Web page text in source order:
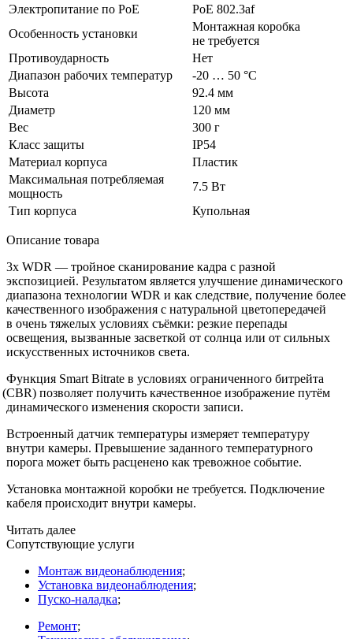
Электропитание по PoE
PoE 802.3af
Особенность установки
Монтажная коробка
не требуется
Противоударность
Нет
Диапазон рабочих температур
-20 … 50 °С
Высота
92.4 мм
Диаметр
120 мм
Вес
300 г
Класс защиты
IP54
Материал корпуса
Пластик
Максимальная потребляемая
мощность
7.5 Вт
Тип корпуса
Купольная
Описание товара
3x WDR — тройное сканирование кадра с разной
экспозицией. Результатом является улучшение динамического
диапазона технологии WDR и как следствие, получение более
качественного изображения с натуральной цветопередачей
в очень тяжелых условиях съёмки: резкие перепады
освещения, вызванные засветкой от солнца или от сильных
искусственных источников света.
Функция Smart Bitrate в условиях ограниченного битрейта
(CBR) позволяет получить качественное изображение путём
динамического изменения скорости записи.
Встроенный датчик температуры измеряет температуру
внутри камеры. Превышение заданного температурного
порога может быть расценено как тревожное событие.
Установка монтажной коробки не требуется. Подключение
кабеля происходит внутри камеры.
Читать далее
Сопутствующие услуги
Монтаж видеонаблюдения;
Установка видеонаблюдения;
Пуско-наладка;
Ремонт;